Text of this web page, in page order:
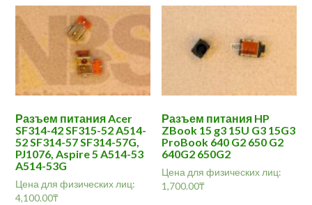
Разъем питания Acer
SF314-42 SF315-52 A514-
52 SF314-57 SF314-57G,
PJ1076, Aspire 5 A514-53
A514-53G
Цена для физических лиц:
4,100.00₸
Разъем питания HP
ZBook 15 g3 15U G3 15G3
ProBook 640 G2 650 G2
640G2 650G2
Цена для физических лиц:
1,700.00₸